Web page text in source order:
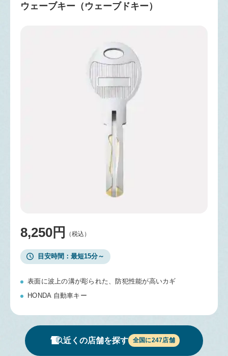
ウェーブキー（ウェーブドキー）
8,250円 （税込）
目安時間 最短15分～
表面に波上の溝が彫られた、防犯性能が高いカギ
HONDA 自動車キー
近くの店舗を探す 全国に247店舗